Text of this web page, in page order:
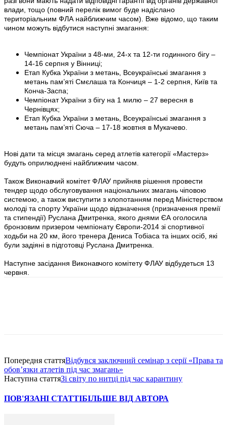
влади, тощо (повний перелік вимог буде надіслано
територіальним ФЛА найближчим часом). Вже відомо, що таким
чином можуть відбутися наступні змагання:
Чемпіонат України з 48-ми, 24-х та 12-ти годинного бігу –
14-16 серпня у Вінниці;
Етап Кубка України з метань, Всеукраїнські змагання з
метань пам’яті Смєлаша та Кончиця – 1-2 серпня, Київ та
Конча-Заспа;
Чемпіонат України з бігу на 1 милю – 27 вересня в
Чернівцях;
Етап Кубка України з метань, Всеукраїнські змагання з
метань пам’яті Сюча – 17-18 жовтня в Мукачево.
Нові дати та місця змагань серед атлетів категорії «Мастерз»
будуть оприлюднені найближчим часом.
Також Виконавчий комітет ФЛАУ прийняв рішення провести
тендер щодо обслуговування національних змагань чіповою
системою, а також виступити з клопотанням перед Міністерством
молоді та спорту України щодо відзначення (призначення премії
та стипендії) Руслана Дмитренка, якого днями ЄА оголосила
бронзовим призером чемпіонату Європи-2014 зі спортивної
ходьби на 20 км, його тренера Дениса Тобіаса та інших осіб, які
були задіяні в підготовці Руслана Дмитренка.
Наступне засідання Виконавчого комітету ФЛАУ відбудеться 13
червня.
Попередня статтяВідбувся заключний семінар з серії «Права та
обов’язки атлетів під час змагань»
Наступна статтяЗі світу по нитці під час карантину
ПОВ'ЯЗАНІ СТАТТІБІЛЬШЕ ВІД АВТОРА